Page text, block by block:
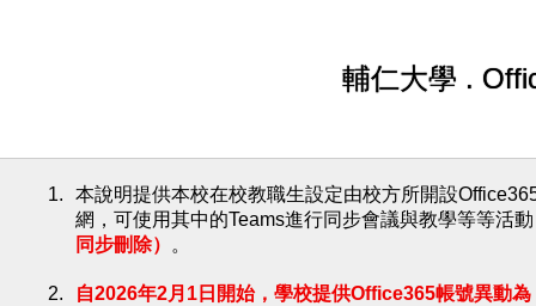
輔仁大學 .
本說明提供本校在校教職生設定由校方所開設
網，可使用其中的Teams進行同步會議與教學等等活
同步刪除）
。
自2026年2月1日開始，學校提供Office365帳號異動